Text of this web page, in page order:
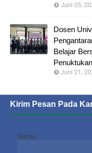
Juni 05,
Dosen
Belajar
Penuktukan
Juni 21,
Kirim Pesan Pada
Nama